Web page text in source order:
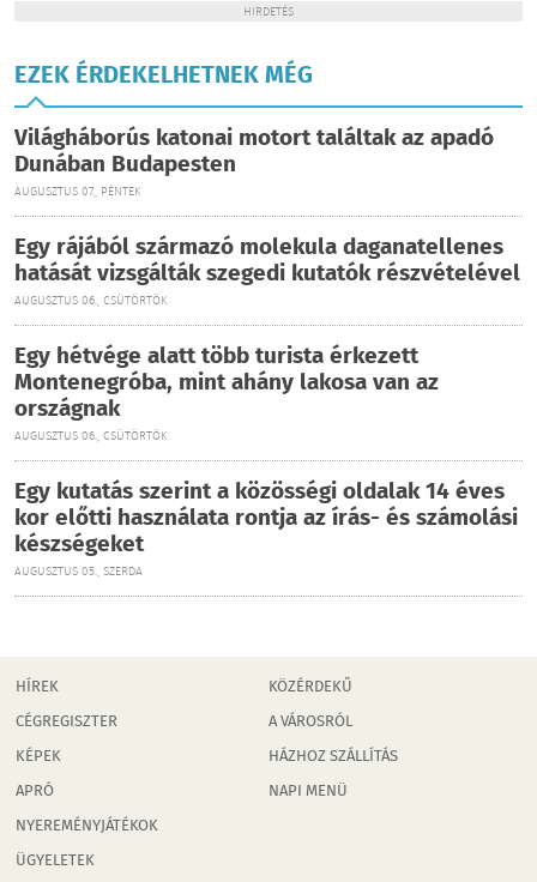
HIRDETÉS
EZEK ÉRDEKELHETNEK MÉG
Világháborús katonai motort találtak az apadó
Dunában Budapesten
AUGUSZTUS 07., PÉNTEK
Egy rájából származó molekula daganatellenes
hatását vizsgálták szegedi kutatók részvételével
AUGUSZTUS 06., CSÜTÖRTÖK
Egy hétvége alatt több turista érkezett
Montenegróba, mint ahány lakosa van az
országnak
AUGUSZTUS 06., CSÜTÖRTÖK
Egy kutatás szerint a közösségi oldalak 14 éves
kor előtti használata rontja az írás- és számolási
készségeket
AUGUSZTUS 05., SZERDA
HÍREK
CÉGREGISZTER
KÉPEK
APRÓ
NYEREMÉNYJÁTÉKOK
ÜGYELETEK
KÖZÉRDEKŰ
A VÁROSRÓL
HÁZHOZ SZÁLLÍTÁS
NAPI MENÜ